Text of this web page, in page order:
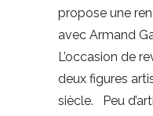
propose une
avec Armand
L’occasion de
deux figures
siècle. Peu